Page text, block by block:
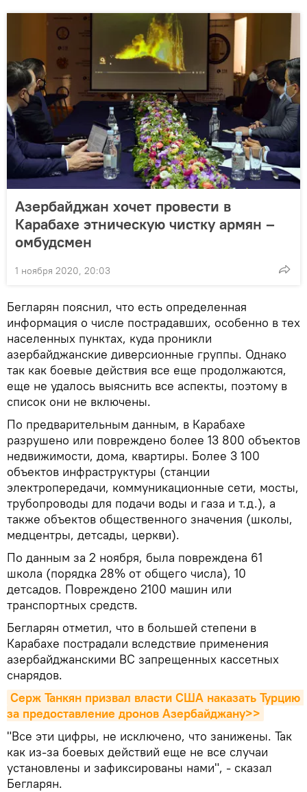
Азербайджан хочет провести в
Карабахе этническую чистку армян –
омбудсмен
1 ноября 2020, 20:03
Бегларян пояснил, что есть определенная
информация о числе пострадавших, особенно в тех
населенных пунктах, куда проникли
азербайджанские диверсионные группы. Однако
так как боевые действия все еще продолжаются,
еще не удалось выяснить все аспекты, поэтому в
список они не включены.
По предварительным данным, в Карабахе
разрушено или повреждено более 13 800 объектов
недвижимости, дома, квартиры. Более 3 100
объектов инфраструктуры (станции
электропередачи, коммуникационные сети, мосты,
трубопроводы для подачи воды и газа и т.д.), а
также объектов общественного значения (школы,
медцентры, детсады, церкви).
По данным за 2 ноября, была повреждена 61
школа (порядка 28% от общего числа), 10
детсадов. Повреждено 2100 машин или
транспортных средств.
Бегларян отметил, что в большей степени в
Карабахе пострадали вследствие применения
азербайджанскими ВС запрещенных кассетных
снарядов.
Серж Танкян призвал власти США наказать Турцию
за предоставление дронов Азербайджану>>
"Все эти цифры, не исключено, что занижены. Так
как из-за боевых действий еще не все случаи
установлены и зафиксированы нами", - сказал
Бегларян.